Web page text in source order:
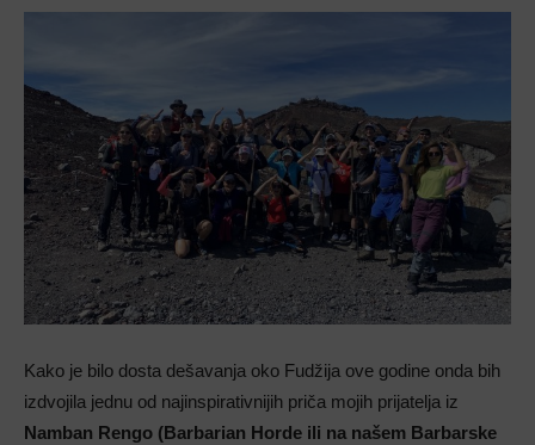
Kako je bilo dosta dešavanja oko Fudžija ove godine onda bih
izdvojila jednu od najinspirativnijih priča mojih prijatelja iz
Namban Rengo (Barbarian Horde ili na našem Barbarske